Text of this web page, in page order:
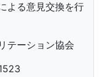
よる意見交換を行
テーション協会